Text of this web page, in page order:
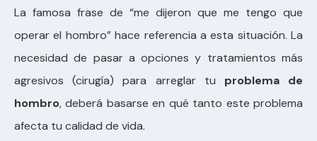
La famosa frase de “me dijeron que me tengo que
operar el hombro” hace referencia a esta situación. La
necesidad de pasar a opciones y tratamientos más
agresivos (cirugía) para arreglar tu problema de
hombro, deberá basarse en qué tanto este problema
afecta tu calidad de vida.